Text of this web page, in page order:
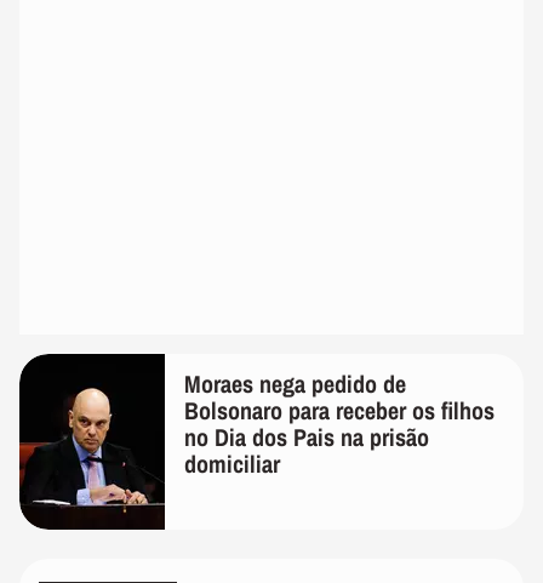
Moraes nega pedido de
Bolsonaro para receber os filhos
no Dia dos Pais na prisão
domiciliar